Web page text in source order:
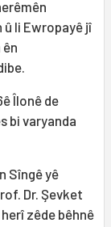
û li Ewropayê jî
Îlonê de
bi varyanda
Sîngê yê
Dr. Şevket
zêde bêhnê